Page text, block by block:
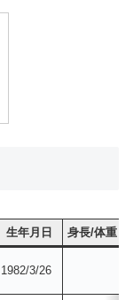
生年月日 身長/体重
1982/3/26